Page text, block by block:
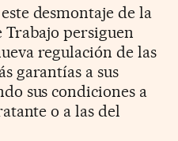
desmontaje de la
Trabajo persiguen
regulación de las
garantías a sus
sus condiciones a
o a las del